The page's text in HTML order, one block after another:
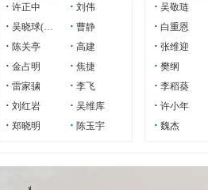
· 许正中 · 刘伟
· 吴晓球(吴晓求） · 曹静
· 陈关亭 · 高建
· 金占明 · 焦捷
· 雷家骕 · 李飞
· 刘红岩 · 吴维库
· 郑晓明 · 陈玉宇
· 吴敬琏
· 白重恩
· 张维迎
· 樊纲
· 李稻葵
· 许小年
· 魏杰